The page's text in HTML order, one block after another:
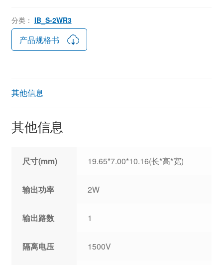
分类： IB_S-2WR3
产品规格书
其他信息
其他信息
尺寸(mm) 19.65*7.00*10.16(长*高*宽)
输出功率 2W
输出路数 1
隔离电压 1500V